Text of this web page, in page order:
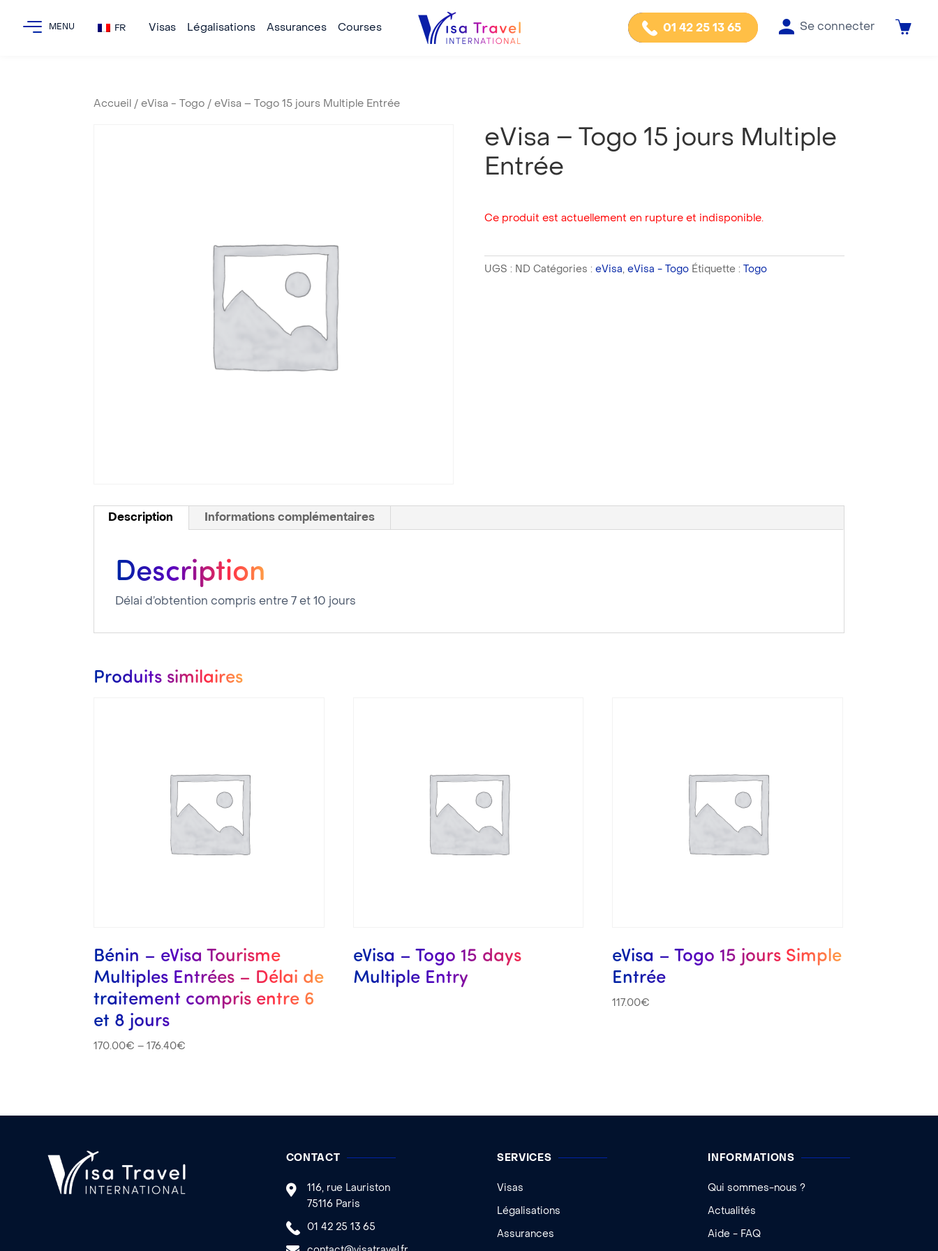
FR Visas Légalisations Assurances Courses 01 42 25 13 65 Se connecter
Accueil /eVisa - Togo / eVisa – Togo 15 jours Multiple Entrée
eVisa – Togo 15 jours Multiple
Entrée
Ce produit est actuellement en rupture et indisponible.
UGS : ND Catégories : eVisa, eVisa - Togo Étiquette : Togo
Description Informations complémentaires
Description
Délai d’obtention compris entre 7 et 10 jours
Produits similaires
Bénin – eVisa Tourisme
Multiples Entrées – Délai de
traitement compris entre 6
et 8 jours
170.00€ –176.40€
eVisa – Togo 15 days
Multiple Entry
eVisa – Togo 15 jours Simple
Entrée
117.00€
CONTACT
116, rue Lauriston
75116 Paris
01 42 25 13 65
SERVICES
Visas
Légalisations
Assurances
INFORMATIONS
Qui sommes-nous ?
Actualités
Aide - FAQ